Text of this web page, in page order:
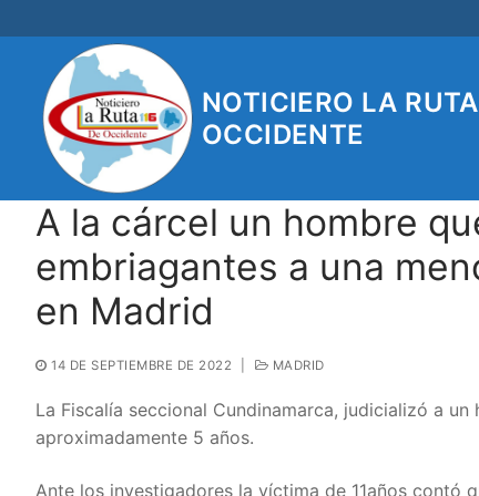
al
contenido
NOTICIERO LA
OCCIDENTE
A la cárcel un hombre
embriagantes a una
en Madrid
14 DE SEPTIEMBRE DE 2022 MADRID
La Fiscalía seccional Cundinamarca, judicializó a
aproximadamente 5 años.
Ante los investigadores la víctima de 11años contó